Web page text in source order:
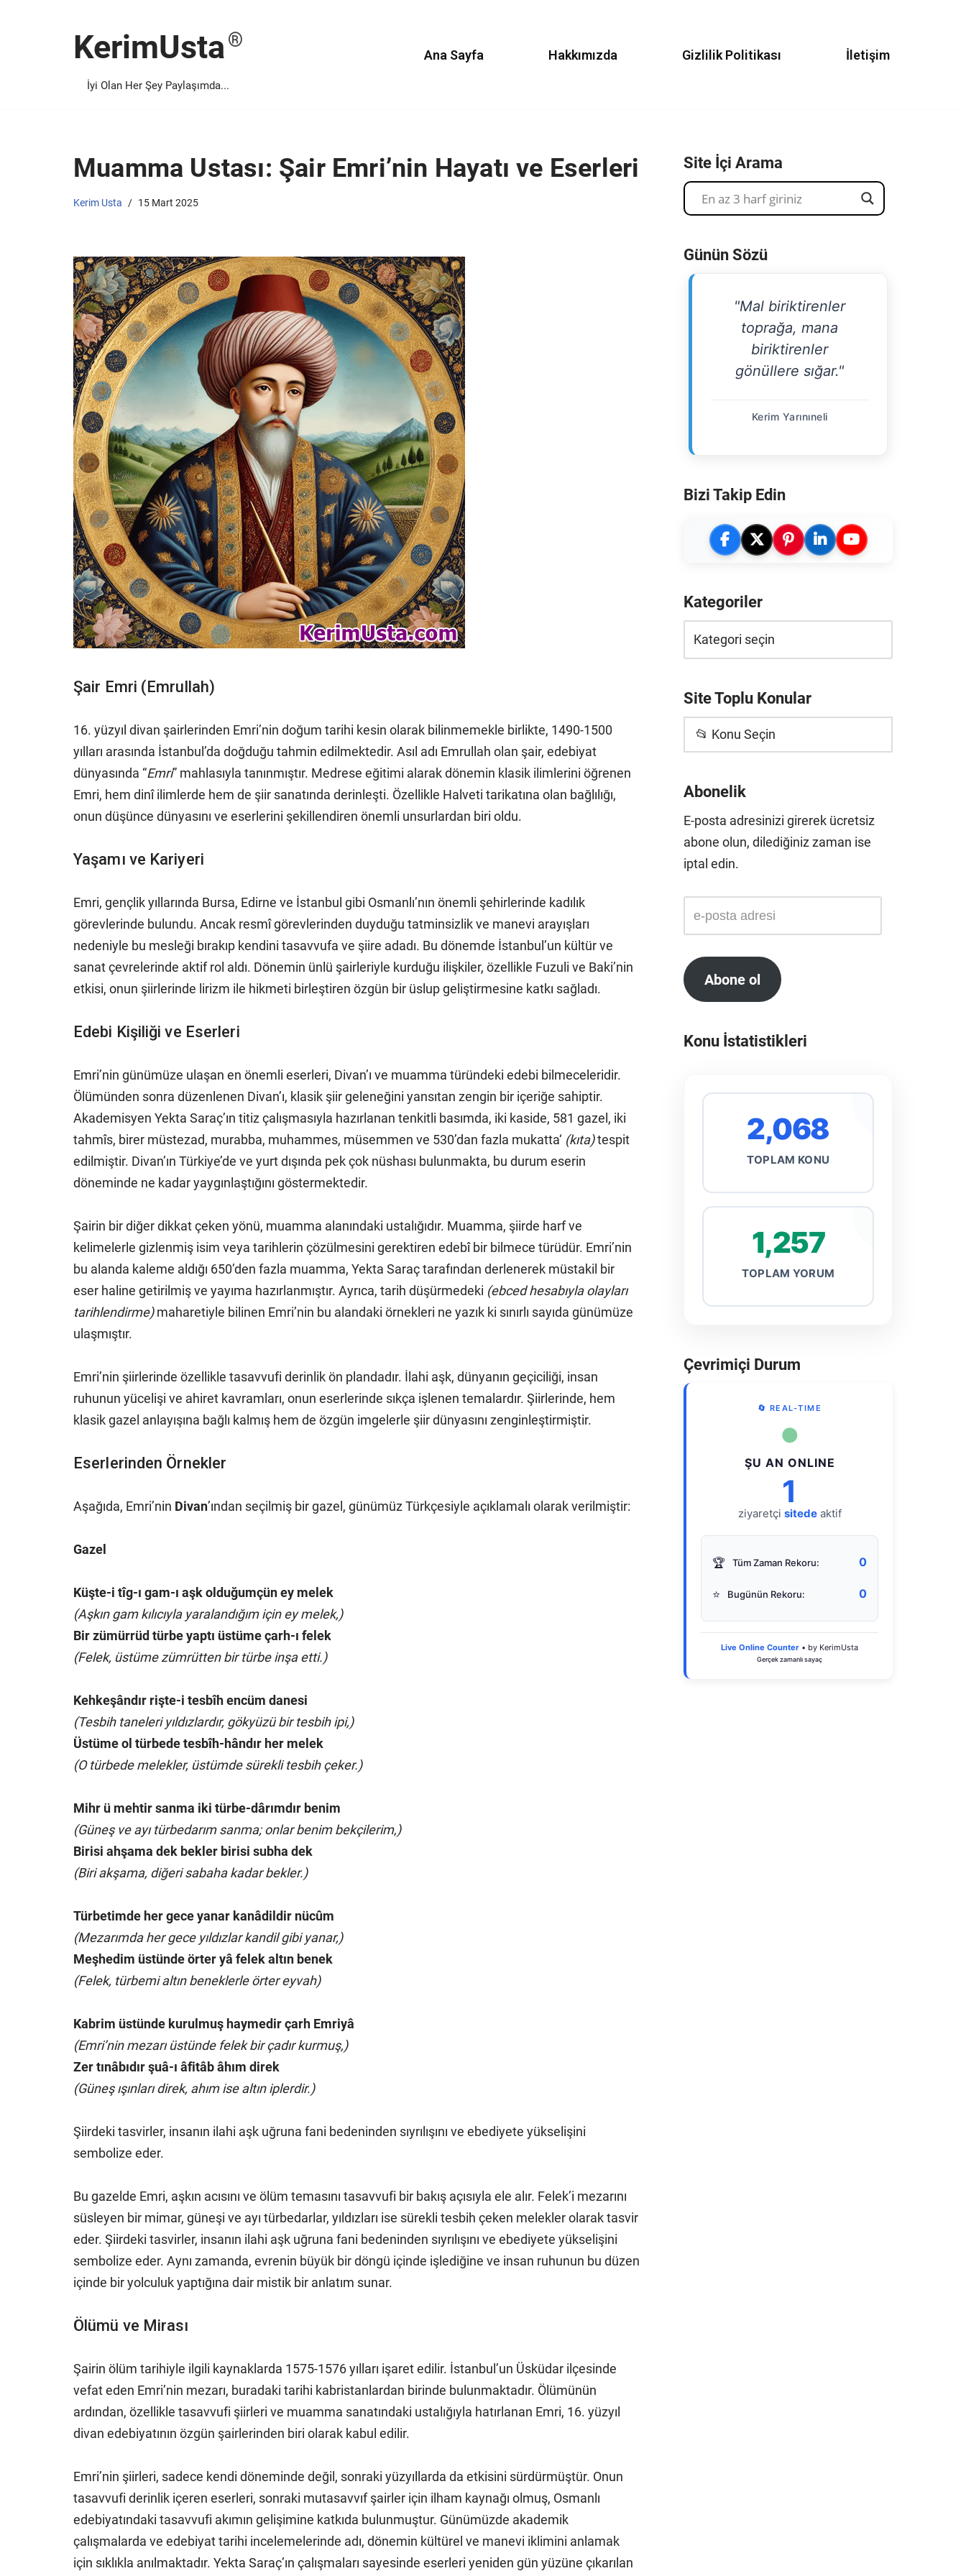
KerimUsta
İyi Olan Her Şey Paylaşımda...
Ana Sayfa Hakkımızda Gizlilik Politikası İletişim
Muamma Ustası: Şair Emri’nin Hayatı ve Eserleri
Kerim Usta 15 Mart 2025
Şair Emri (Emrullah)
16. yüzyıl divan şairlerinden Emri’nin doğum tarihi kesin olarak bilinmemekle birlikte, 1490-1500
yılları arasında İstanbul’da doğduğu tahmin edilmektedir. Asıl adı Emrullah olan şair, edebiyat
dünyasında “Emri” mahlasıyla tanınmıştır. Medrese eğitimi alarak dönemin klasik ilimlerini öğrenen
Emri, hem dinî ilimlerde hem de şiir sanatında derinleşti. Özellikle Halveti tarikatına olan bağlılığı,
onun düşünce dünyasını ve eserlerini şekillendiren önemli unsurlardan biri oldu.
Yaşamı ve Kariyeri
Emri, gençlik yıllarında Bursa, Edirne ve İstanbul gibi Osmanlı’nın önemli şehirlerinde kadılık
görevlerinde bulundu. Ancak resmî görevlerinden duyduğu tatminsizlik ve manevi arayışları
nedeniyle bu mesleği bırakıp kendini tasavvufa ve şiire adadı. Bu dönemde İstanbul’un kültür ve
sanat çevrelerinde aktif rol aldı. Dönemin ünlü şairleriyle kurduğu ilişkiler, özellikle Fuzuli ve Baki’nin
etkisi, onun şiirlerinde lirizm ile hikmeti birleştiren özgün bir üslup geliştirmesine katkı sağladı.
Edebi Kişiliği ve Eserleri
Emri’nin günümüze ulaşan en önemli eserleri, Divan’ı ve muamma türündeki edebi bilmeceleridir.
Ölümünden sonra düzenlenen Divan’ı, klasik şiir geleneğini yansıtan zengin bir içeriğe sahiptir.
Akademisyen Yekta Saraç’ın titiz çalışmasıyla hazırlanan tenkitli basımda, iki kaside, 581 gazel, iki
tahmîs, birer müstezad, murabba, muhammes, müsemmen ve 530’dan fazla mukatta‘ (kıta)tespit
edilmiştir. Divan’ın Türkiye’de ve yurt dışında pek çok nüshası bulunmakta, bu durum eserin
döneminde ne kadar yaygınlaştığını göstermektedir.
Şairin bir diğer dikkat çeken yönü, muamma alanındaki ustalığıdır. Muamma, şiirde harf ve
kelimelerle gizlenmiş isim veya tarihlerin çözülmesini gerektiren edebî bir bilmece türüdür. Emri’nin
bu alanda kaleme aldığı 650’den fazla muamma, Yekta Saraç tarafından derlenerek müstakil bir
eser haline getirilmiş ve yayıma hazırlanmıştır. Ayrıca, tarih düşürmedeki (ebced hesabıyla olayları
tarihlendirme)maharetiyle bilinen Emri’nin bu alandaki örnekleri ne yazık ki sınırlı sayıda günümüze
ulaşmıştır.
Emri’nin şiirlerinde özellikle tasavvufi derinlik ön plandadır. İlahi aşk, dünyanın geçiciliği, insan
ruhunun yücelişi ve ahiret kavramları, onun eserlerinde sıkça işlenen temalardır. Şiirlerinde, hem
klasik gazel anlayışına bağlı kalmış hem de özgün imgelerle şiir dünyasını zenginleştirmiştir.
Eserlerinden Örnekler
Aşağıda, Emri’nin Divan’ından seçilmiş bir gazel, günümüz Türkçesiyle açıklamalı olarak verilmiştir:
Gazel
Küşte-i tîg-ı gam-ı aşk olduğumçün ey melek
(Aşkın gam kılıcıyla yaralandığım için ey melek,)
Bir zümürrüd türbe yaptı üstüme çarh-ı felek
(Felek, üstüme zümrütten bir türbe inşa etti.)
Kehkeşândır rişte-i tesbîh encüm danesi
(Tesbih taneleri yıldızlardır, gökyüzü bir tesbih ipi,)
Üstüme ol türbede tesbîh-hândır her melek
(O türbede melekler, üstümde sürekli tesbih çeker.)
Mihr ü mehtir sanma iki türbe-dârımdır benim
(Güneş ve ayı türbedarım sanma; onlar benim bekçilerim,)
Birisi ahşama dek bekler birisi subha dek
(Biri akşama, diğeri sabaha kadar bekler.)
Türbetimde her gece yanar kanâdildir nücûm
(Mezarımda her gece yıldızlar kandil gibi yanar,)
Meşhedim üstünde örter yâ felek altın benek
(Felek, türbemi altın beneklerle örter eyvah)
Kabrim üstünde kurulmuş haymedir çarh Emriyâ
(Emri’nin mezarı üstünde felek bir çadır kurmuş,)
Zer tınâbıdır şuâ-ı âfitâb âhım direk
(Güneş ışınları direk, ahım ise altın iplerdir.)
Şiirdeki tasvirler, insanın ilahi aşk uğruna fani bedeninden sıyrılışını ve ebediyete yükselişini
sembolize eder.
Bu gazelde Emri, aşkın acısını ve ölüm temasını tasavvufi bir bakış açısıyla ele alır. Felek’i mezarını
süsleyen bir mimar, güneşi ve ayı türbedarlar, yıldızları ise sürekli tesbih çeken melekler olarak tasvir
eder. Şiirdeki tasvirler, insanın ilahi aşk uğruna fani bedeninden sıyrılışını ve ebediyete yükselişini
sembolize eder. Aynı zamanda, evrenin büyük bir döngü içinde işlediğine ve insan ruhunun bu düzen
içinde bir yolculuk yaptığına dair mistik bir anlatım sunar.
Ölümü ve Mirası
Şairin ölüm tarihiyle ilgili kaynaklarda 1575-1576 yılları işaret edilir. İstanbul’un Üsküdar ilçesinde
vefat eden Emri’nin mezarı, buradaki tarihi kabristanlardan birinde bulunmaktadır. Ölümünün
ardından, özellikle tasavvufi şiirleri ve muamma sanatındaki ustalığıyla hatırlanan Emri, 16. yüzyıl
divan edebiyatının özgün şairlerinden biri olarak kabul edilir.
Emri’nin şiirleri, sadece kendi döneminde değil, sonraki yüzyıllarda da etkisini sürdürmüştür. Onun
tasavvufi derinlik içeren eserleri, sonraki mutasavvıf şairler için ilham kaynağı olmuş, Osmanlı
edebiyatındaki tasavvufi akımın gelişimine katkıda bulunmuştur. Günümüzde akademik
çalışmalarda ve edebiyat tarihi incelemelerinde adı, dönemin kültürel ve manevi iklimini anlamak
için sıklıkla anılmaktadır. Yekta Saraç’ın çalışmaları sayesinde eserleri yeniden gün yüzüne çıkarılan
Site İçi Arama
Günün Sözü
"Mal biriktirenler
toprağa, mana
biriktirenler
gönüllere sığar."
Kerim Yarınıneli
Bizi Takip Edin
Kategoriler
Site Toplu Konular
📂 Konu Seçin
Abonelik
E-posta adresinizi girerek ücretsiz
abone olun, dilediğiniz zaman ise
iptal edin.
Abone ol
Konu İstatistikleri
2,068
TOPLAM KONU
1,257
TOPLAM YORUM
Çevrimiçi Durum
🔄 REAL-TIME
●
ŞU AN ONLINE
1
ziyaretçi sitedeaktif
🏆 Tüm Zaman Rekoru: 0
⭐ Bugünün Rekoru: 0
Live Online Counter • by KerimUsta
Gerçek zamanlı sayaç